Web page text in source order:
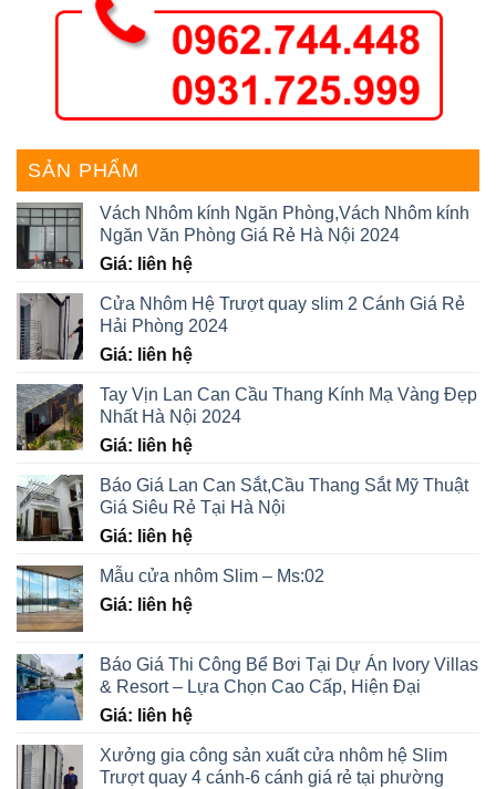
SẢN PHẨM
Vách Nhôm kính Ngăn Phòng,Vách Nhôm kính
Ngăn Văn Phòng Giá Rẻ Hà Nội 2024
Giá: liên hệ
Cửa Nhôm Hệ Trượt quay slim 2 Cánh Giá Rẻ
Hải Phòng 2024
Giá: liên hệ
Tay Vịn Lan Can Cầu Thang Kính Mạ Vàng Đẹp
Nhất Hà Nội 2024
Giá: liên hệ
Báo Giá Lan Can Sắt,Cầu Thang Sắt Mỹ Thuật
Giá Siêu Rẻ Tại Hà Nội
Giá: liên hệ
Mẫu cửa nhôm Slim – Ms:02
Giá: liên hệ
Báo Giá Thi Công Bể Bơi Tại Dự Án Ivory Villas
& Resort – Lựa Chọn Cao Cấp, Hiện Đại
Giá: liên hệ
Xưởng gia công sản xuất cửa nhôm hệ Slim
Trượt quay 4 cánh-6 cánh giá rẻ tại phường